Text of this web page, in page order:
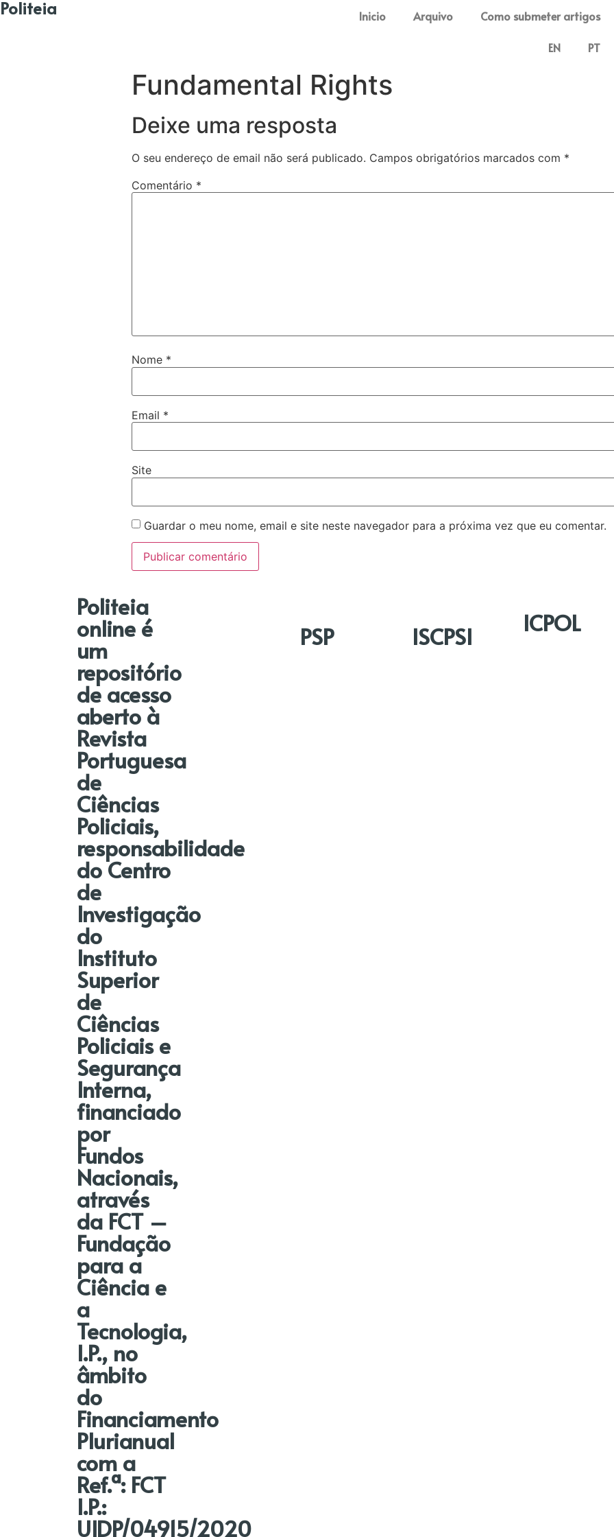
Politeia Inicio Arquivo Como submeter artigos
EN PT
Fundamental Rights
Deixe uma resposta
O seu endereço de email não será publicado. Campos obrigatórios marcados com *
Comentário *
Nome *
Email *
Site
Guardar o meu nome, email e site neste navegador para a próxima vez que eu comentar.
Politeia
online é
um
repositório
de acesso
aberto à
Revista
Portuguesa
de
Ciências
Policiais,
responsabilidade
do Centro
de
Investigação
do
Instituto
Superior
de
Ciências
Policiais e
Segurança
Interna,
financiado
por
Fundos
Nacionais,
através
da FCT –
Fundação
para a
Ciência e
a
Tecnologia,
I.P., no
âmbito
do
Financiamento
Plurianual
com a
Ref.ª: FCT
I.P.:
UIDP/04915/2020
PSP ISCPSI ICPOL